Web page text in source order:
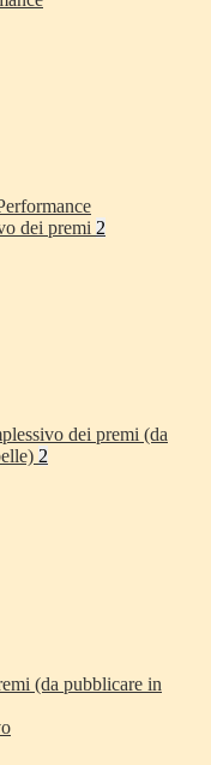
dei premi 2
dei premi (da
2
(da pubblicare in